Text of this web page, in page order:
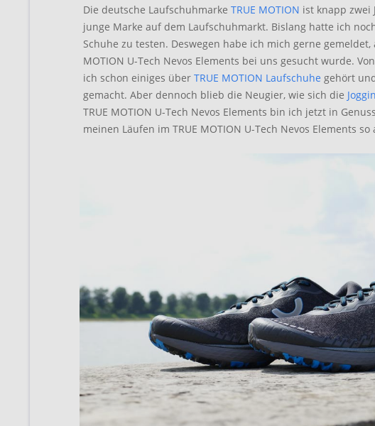
Die deutsche Laufschuhmarke TRUE MOTION ist knapp zwei
junge Marke auf dem Laufschuhmarkt. Bislang hatte ich
Schuhe zu testen. Deswegen habe ich mich gerne
MOTION U-Tech Nevos Elements bei uns gesucht wurde.
ich schon einiges über TRUE MOTION Laufschuhe gehört
gemacht. Aber dennoch blieb die Neugier, wie sich die
TRUE MOTION U-Tech Nevos Elements bin ich jetzt in
meinen Läufen im TRUE MOTION U-Tech Nevos Elements